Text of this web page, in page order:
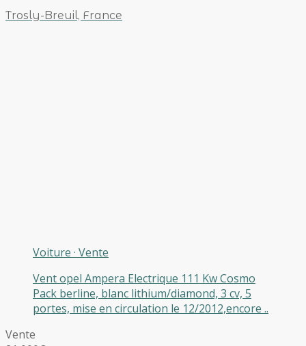
Trosly-Breuil, France
Voiture · Vente
Vent opel Ampera Electrique 111 Kw Cosmo
Pack berline, blanc lithium/diamond, 3 cv, 5
portes, mise en circulation le 12/2012,encore ..
Vente